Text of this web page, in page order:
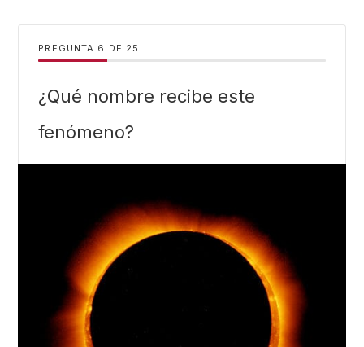
PREGUNTA DE 25
¿Qué nombre recibe este
fenómeno?